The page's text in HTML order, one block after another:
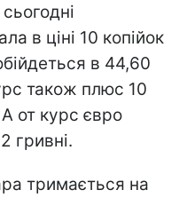
в ціні 10 копійок
в 44,60
також плюс 10
от курс євро
гривні.
тримається на